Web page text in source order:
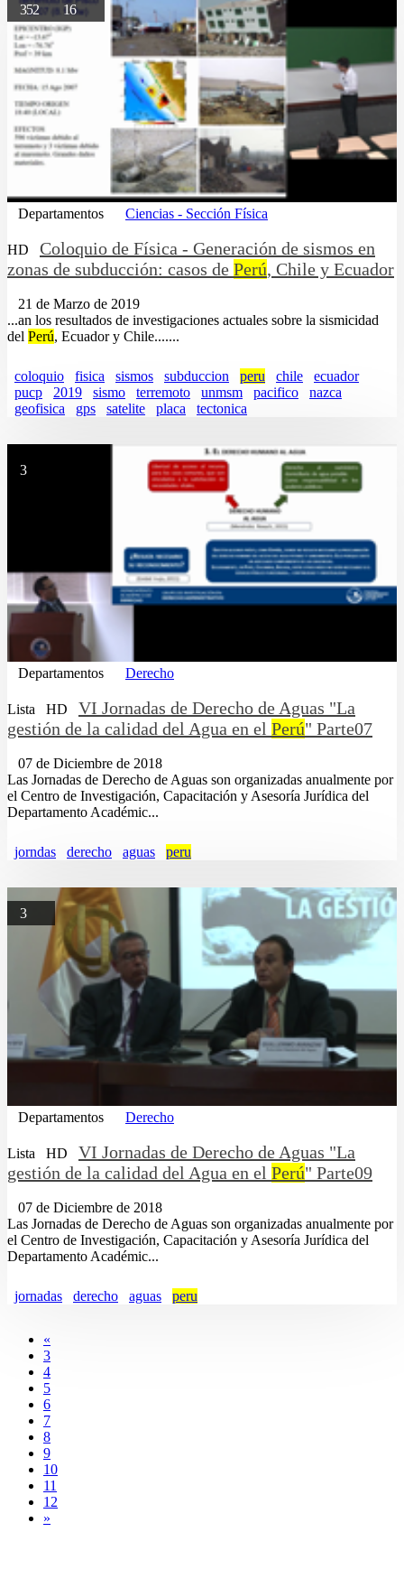
35216
Departamentos Ciencias - Sección Física
HD
Coloquio de Física - Generación de sismos en
zonas de subducción: casos de Perú, Chile y Ecuador
21 de Marzo de 2019
...an los resultados de investigaciones actuales sobre la sismicidad
del Perú, Ecuador y Chile.......
coloquio fisica sismos subduccion peru chile
ecuador
pucp
2019 sismo terremoto unmsm pacifico
nazca
geofisica
gps satelite placa tectonica
3
Departamentos Derecho
Lista HD
VI Jornadas de Derecho de Aguas "La
gestión de la calidad del Agua en el Perú" Parte07
07 de Diciembre de 2018
Las Jornadas de Derecho de Aguas son organizadas anualmente por
el Centro de Investigación, Capacitación y Asesoría Jurídica del
Departamento Académic...
jorndas derecho aguas peru
3
Departamentos Derecho
Lista HD
VI Jornadas de Derecho de Aguas "La
gestión de la calidad del Agua en el Perú" Parte09
07 de Diciembre de 2018
Las Jornadas de Derecho de Aguas son organizadas anualmente por
el Centro de Investigación, Capacitación y Asesoría Jurídica del
Departamento Académic...
jornadas derecho aguas peru
«
3
4
5
6
7
8
9
10
11
12
»